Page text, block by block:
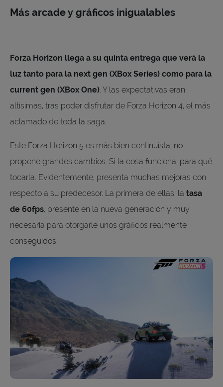
Más arcade y gráficos inigualables
Forza Horizon llega a su quinta entrega que verá la
luz tanto para la next gen (XBox Series) como para la
current gen (XBox One) . Y las expectativas eran
altísimas, tras poder disfrutar de Forza Horizon 4, el más
aclamado de toda la saga.
Este Forza Horizon 5 es más bien continuísta, no
propone grandes cambios. Si la cosa funciona, para qué
tocarla. Evidentemente, presenta muchas mejoras con
respecto a su predecesor. La primera de ellas, la tasa
de 60fps, presente en la nueva generación y muy
necesaria para otorgarle unos gráficos realmente
conseguidos.